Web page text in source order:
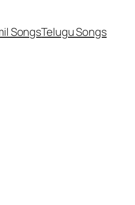
SongsTelugu Songs